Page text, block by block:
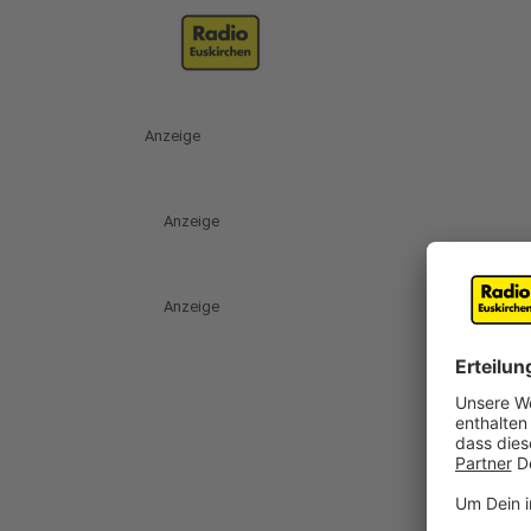
Anzeige
Anzeige
Anzeige